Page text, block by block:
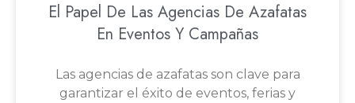
El Papel De Las Agencias De Azafatas
En Eventos Y Campañas
Las agencias de azafatas son clave para
garantizar el éxito de eventos, ferias y